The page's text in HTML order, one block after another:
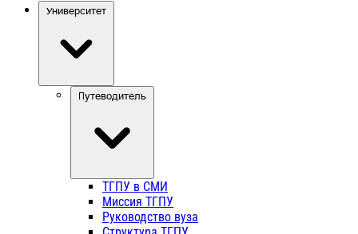
Университет
Путеводитель
ТГПУ в СМИ
Миссия ТГПУ
Руководство вуза